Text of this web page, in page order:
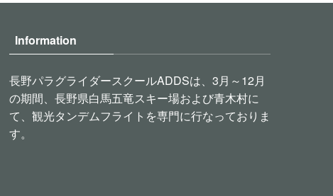
Information
長野パラグライダースクールADDSは、3月～12月
の期間、長野県白馬五竜スキー場および青木村に
て、観光タンデムフライトを専門に行なっておりま
す。